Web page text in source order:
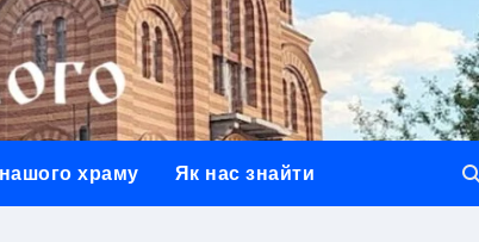
храму Як нас знайти